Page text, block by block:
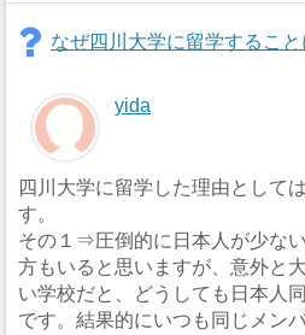
なぜ四川大学に留学するこ
yida
四川大学に留学した理由として
す。
その１⇒圧倒的に日本人が少な
方もいると思いますが、意外と
い学校だと、どうしても日本人
です。結果的にいつも同じメン